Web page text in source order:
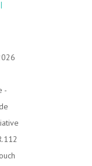
|
-